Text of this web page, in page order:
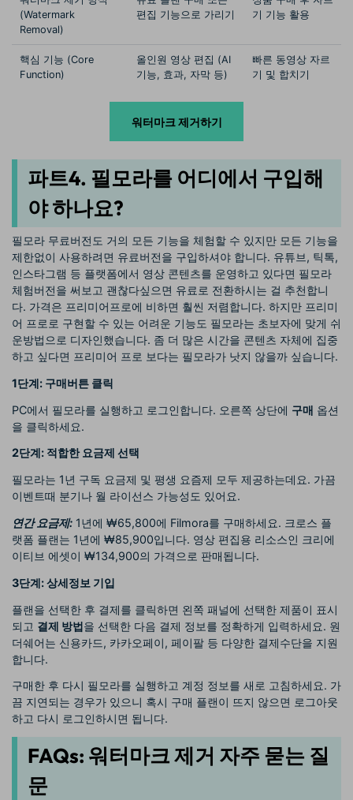
(Watermark
Removal)
편집 기능으로 가리기
기 기능 활용
핵심 기능 (Core
Function)
올인원 영상 편집 (AI
기능, 효과, 자막 등)
빠른 동영상 자르
기 및 합치기
워터마크 제거하기
파트4. 필모라를 어디에서 구입해
야 하나요?
필모라 무료버전도 거의 모든 기능을 체험할 수 있지만 모든 기능을
제한없이 사용하려면 유료버전을 구입하셔야 합니다. 유튜브, 틱톡,
인스타그램 등 플랫폼에서 영상 콘텐츠를 운영하고 있다면 필모라
체험버전을 써보고 괜찮다싶으면 유료로 전환하시는 걸 추천합니
다. 가격은 프리미어프로에 비하면 훨씬 저렴합니다. 하지만 프리미
어 프로로 구현할 수 있는 어려운 기능도 필모라는 초보자에 맞게 쉬
운방법으로 디자인했습니다. 좀 더 많은 시간을 콘텐츠 자체에 집중
하고 싶다면 프리미어 프로 보다는 필모라가 낫지 않을까 싶습니다.
1단계: 구매버튼 클릭
PC에서 필모라를 실행하고 로그인합니다. 오른쪽 상단에 구매 옵션
을 클릭하세요.
2단계: 적합한 요금제 선택
필모라는 1년 구독 요금제 및 평생 요즘제 모두 제공하는데요. 가끔
이벤트때 분기나 월 라이선스 가능성도 있어요.
연간 요금제: 1년에 ₩65,800에 Filmora를 구매하세요. 크로스 플
랫폼 플랜는 1년에 ₩85,900입니다. 영상 편집용 리소스인 크리에
이티브 에셋이 ₩134,900의 가격으로 판매됩니다.
3단계: 상세정보 기입
플랜을 선택한 후 결제를 클릭하면 왼쪽 패널에 선택한 제품이 표시
되고 결제 방법을 선택한 다음 결제 정보를 정확하게 입력하세요. 원
더쉐어는 신용카드, 카카오페이, 페이팔 등 다양한 결제수단을 지원
합니다.
구매한 후 다시 필모라를 실행하고 계정 정보를 새로 고침하세요. 가
끔 지연되는 경우가 있으니 혹시 구매 플랜이 뜨지 않으면 로그아웃
하고 다시 로그인하시면 됩니다.
FAQs: 워터마크 제거 자주 묻는 질
문